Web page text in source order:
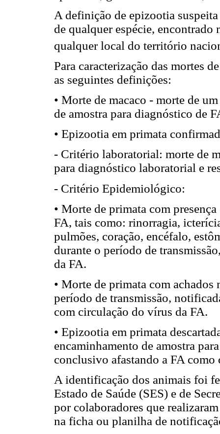
A definição de epizootia
de qualquer espécie,
qualquer local do território
Para caracterização das mortes
as seguintes definições:
• Morte de macaco - morte de
de amostra para diagnóstico de
• Epizootia em primata
- Critério laboratorial: morte de
para diagnóstico laboratorial e
- Critério Epidemiológico:
• Morte de primata com
FA, tais como: rinorragia,
pulmões, coração, encéfalo,
durante o período de
da FA.
• Morte de primata com
período de transmissão,
com circulação do vírus da FA.
• Epizootia em primata
encaminhamento de amostra
conclusivo afastando a FA como
A identificação dos animais foi
Estado de Saúde (SES) e de
por colaboradores que
na ficha ou planilha de